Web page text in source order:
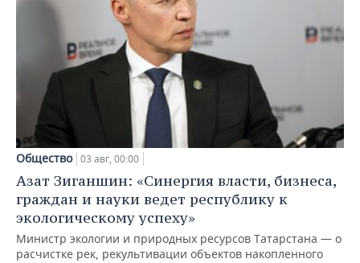
Общество 03 авг, 00:00
Азат Зиганшин: «Синергия власти, бизнеса,
граждан и науки ведет республику к
экологическому успеху»
Министр экологии и природных ресурсов Татарстана — о
расчистке рек, рекультивации объектов накопленного